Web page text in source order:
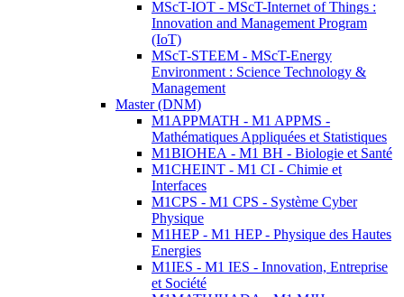
MScT-IOT - MScT-Internet of Things :
Innovation and Management Program
(IoT)
MScT-STEEM - MScT-Energy
Environment : Science Technology &
Management
Master (DNM)
M1APPMATH - M1 APPMS -
Mathématiques Appliquées et Statistiques
M1BIOHEA - M1 BH - Biologie et Santé
M1CHEINT - M1 CI - Chimie et
Interfaces
M1CPS - M1 CPS - Système Cyber
Physique
M1HEP - M1 HEP - Physique des Hautes
Energies
M1IES - M1 IES - Innovation, Entreprise
et Société